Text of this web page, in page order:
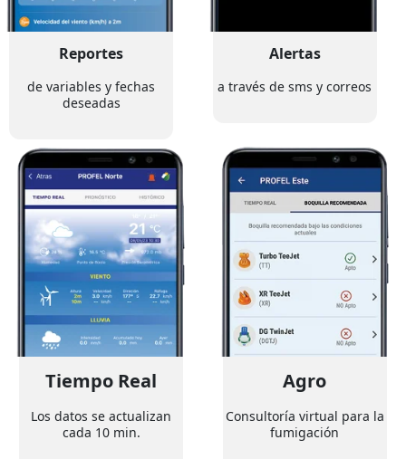
Reportes
de variables y fechas
deseadas
Alertas
a través de sms y correos
Tiempo Real
Los datos se actualizan
cada 10 min.
Agro
Consultoría virtual para la
fumigación